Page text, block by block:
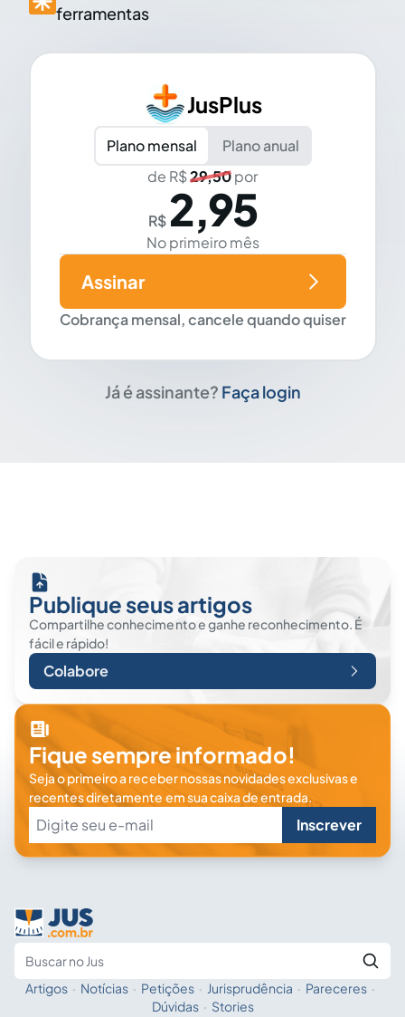
ferramentas
JusPlus
Plano mensal
Plano anual
de R$29,50por
R$ 2,95
No primeiro mês
Cobrança mensal, cancele quando quiser
Assinar
Já é assinante? Faça login
Publique seus artigos
Compartilhe conhecimento e ganhe reconhecimento. É
fácil e rápido!
Colabore
Fique sempre informado!
Seja o primeiro a receber nossas novidades exclusivas e
recentes diretamente em sua caixa de entrada.
Inscrever
Fale com a IA
Artigos · Notícias · Petições · Jurisprudência · Pareceres ·
Dúvidas · Stories